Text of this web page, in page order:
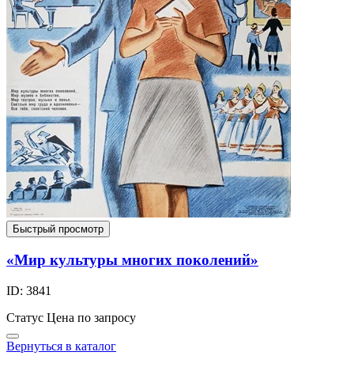
Быстрый просмотр
«Мир культуры многих поколений»
ID: 3841
Статус Цена по запросу
Вернуться в каталог